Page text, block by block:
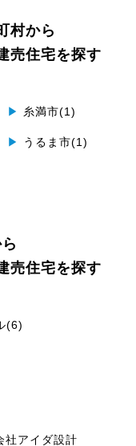
村から
売住宅を探す
▶ 糸満市(1)
▶ うるま市(1)
売住宅を探す
(6)